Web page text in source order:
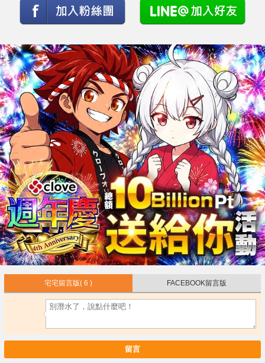
宅宅留言版( 6 ) FACEBOOK留言版
留言